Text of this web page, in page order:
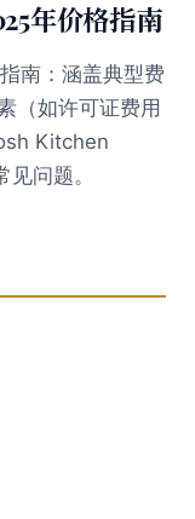
年价格指南
南：涵盖典型费
（如许可证费用
Kitchen
问题。